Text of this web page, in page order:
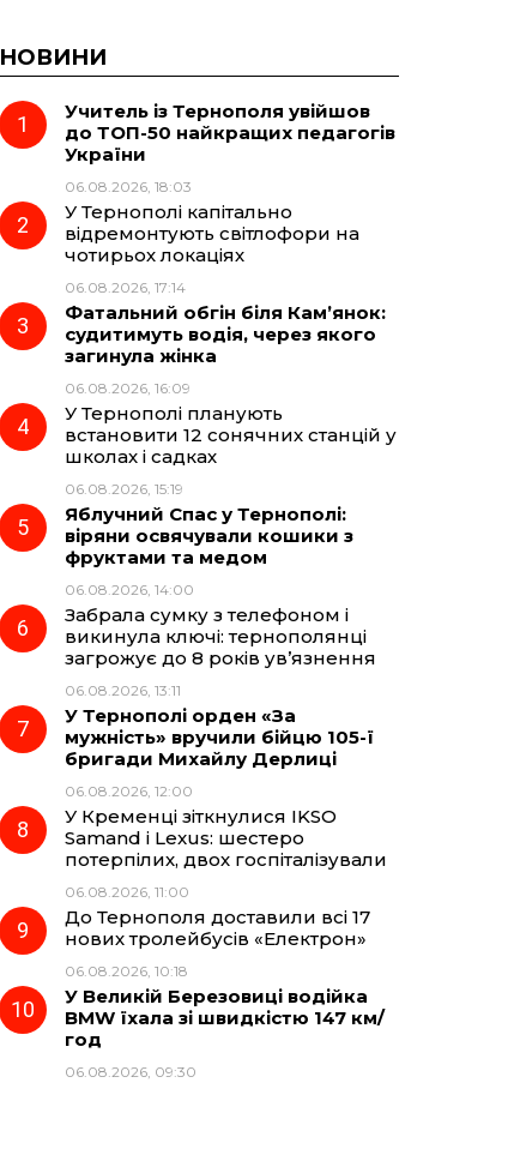
НОВИНИ
Учитель із Тернополя увійшов
до ТОП-50 найкращих педагогів
України
06.08.2026, 18:03
У Тернополі капітально
відремонтують світлофори на
чотирьох локаціях
06.08.2026, 17:14
Фатальний обгін біля Кам’янок:
судитимуть водія, через якого
загинула жінка
06.08.2026, 16:09
У Тернополі планують
встановити 12 сонячних станцій у
школах і садках
06.08.2026, 15:19
Яблучний Спас у Тернополі:
віряни освячували кошики з
фруктами та медом
06.08.2026, 14:00
Забрала сумку з телефоном і
викинула ключі: тернополянці
загрожує до 8 років ув’язнення
06.08.2026, 13:11
У Тернополі орден «За
мужність» вручили бійцю 105-ї
бригади Михайлу Дерлиці
06.08.2026, 12:00
У Кременці зіткнулися IKSO
Samand і Lexus: шестеро
потерпілих, двох госпіталізували
06.08.2026, 11:00
До Тернополя доставили всі 17
нових тролейбусів «Електрон»
06.08.2026, 10:18
У Великій Березовиці водійка
BMW їхала зі швидкістю 147 км/
год
06.08.2026, 09:30